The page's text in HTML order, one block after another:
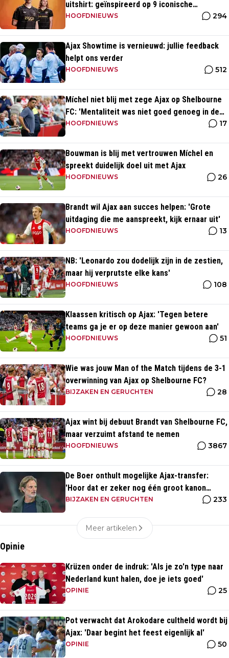
uitshirt: geïnspireerd op 9 iconische
momenten uit clubhistorie
HOOFDNIEUWS 294
Ajax Showtime is vernieuwd: jullie feedback
helpt ons verder
HOOFDNIEUWS 512
Míchel niet blij met zege Ajax op Shelbourne
FC: 'Mentaliteit was niet goed genoeg in de
slotfase'
HOOFDNIEUWS 17
Bouwman is blij met vertrouwen Míchel en
spreekt duidelijk doel uit met Ajax
HOOFDNIEUWS 26
Brandt wil Ajax aan succes helpen: 'Grote
uitdaging die me aanspreekt, kijk ernaar uit'
HOOFDNIEUWS 13
NB: 'Leonardo zou dodelijk zijn in de zestien,
maar hij verprutste elke kans'
HOOFDNIEUWS 108
Klaassen kritisch op Ajax: 'Tegen betere
teams ga je er op deze manier gewoon aan'
HOOFDNIEUWS 51
Wie was jouw Man of the Match tijdens de 3-1
overwinning van Ajax op Shelbourne FC?
BIJZAKEN EN GERUCHTEN 28
Ajax wint bij debuut Brandt van Shelbourne FC,
maar verzuimt afstand te nemen
HOOFDNIEUWS 3867
De Boer onthult mogelijke Ajax-transfer:
'Hoor dat er zeker nog één groot kanon
aankomt'
BIJZAKEN EN GERUCHTEN 233
Meer artikelen
Opinie
Krüzen onder de indruk: 'Als je zo'n type naar
Nederland kunt halen, doe je iets goed'
OPINIE 25
Pot verwacht dat Arokodare cultheld wordt bij
Ajax: 'Daar begint het feest eigenlijk al'
OPINIE 50